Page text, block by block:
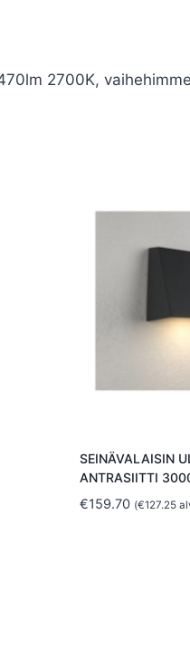
2700K,
SEINÄVALAISIN
ANTRASIITTI
€159.70 (€127.25